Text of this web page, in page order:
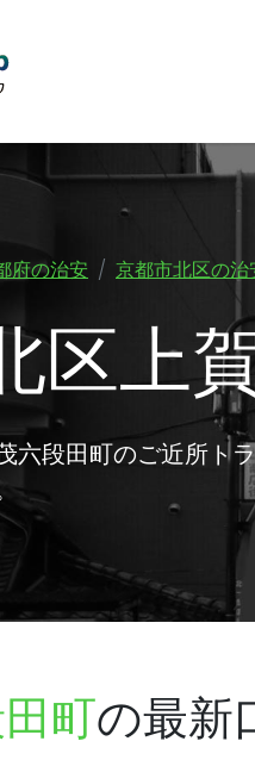
府の治安 京都市北区の治
区上
六段田町のご近所ト
町の最新